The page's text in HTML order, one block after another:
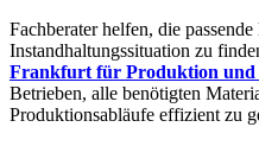
Fachberater helfen, die
Instandhaltungssituation zu
Frankfurt für Produktion und
Betrieben, alle benötigten
Produktionsabläufe effizient zu